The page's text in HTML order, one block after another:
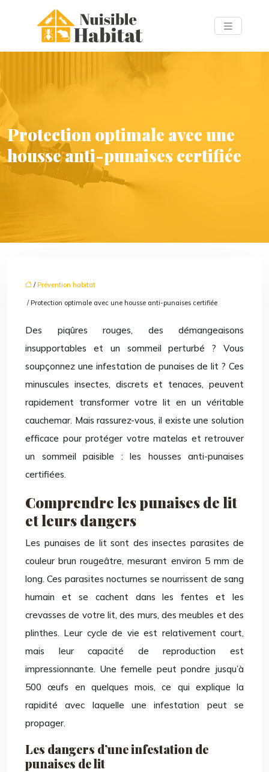
Protection optimale avec une
housse anti-punaises certifiée
/Prévention habitat
/ Protection optimale avec une housse anti-punaises certifiée
Des piqûres rouges, des démangeaisons
insupportables et un sommeil perturbé ? Vous
soupçonnez une infestation de punaises de lit ? Ces
minuscules insectes, discrets et tenaces, peuvent
rapidement transformer votre lit en un véritable
cauchemar. Mais rassurez-vous, il existe une solution
efficace pour protéger votre matelas et retrouver
un sommeil paisible : les housses anti-punaises
certifiées.
Comprendre les punaises de lit
et leurs dangers
Les punaises de lit sont des insectes parasites de
couleur brun rougeâtre, mesurant environ 5 mm de
long. Ces parasites nocturnes se nourrissent de sang
humain et se cachent dans les fentes et les
crevasses de votre lit, des murs, des meubles et des
plinthes. Leur cycle de vie est relativement court,
mais leur capacité de reproduction est
impressionnante. Une femelle peut pondre jusqu’à
500 œufs en quelques mois, ce qui explique la
rapidité avec laquelle une infestation peut se
propager.
Les dangers d’une infestation de
punaises de lit